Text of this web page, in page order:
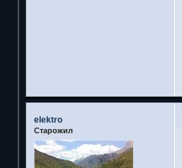
elektro
Старожил